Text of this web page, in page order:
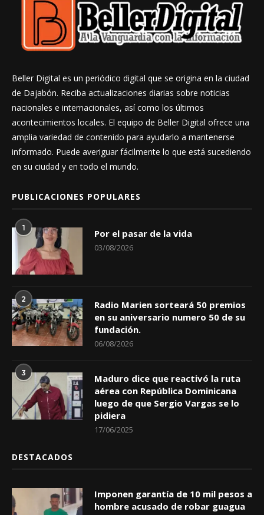
Beller Digital es un periódico digital que se origina en la ciudad
de Dajabón. Reciba actualizaciones diarias sobre noticias
nacionales e internacionales, así como los últimos
acontecimientos locales. El equipo de Beller Digital ofrece una
amplia variedad de contenido para ayudarlo a mantenerse
informado. Puede averiguar fácilmente lo que está sucediendo
en su ciudad y en todo el mundo.
PUBLICACIONES POPULARES
1 Por el pasar de la vida
03/08/2026
2
Radio Marien sorteará 50 premios
en su aniversario numero 50 de su
fundación.
06/08/2026
3
Maduro dice que reactivó la ruta
aérea con República Dominicana
luego de que Sergio Vargas se lo
pidiera
17/06/2025
DESTACADOS
Imponen garantía de 10 mil pesos a
hombre acusado de robar guagua